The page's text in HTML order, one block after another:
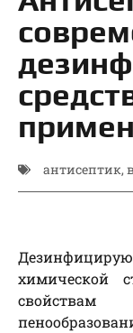
антисептик,
химической